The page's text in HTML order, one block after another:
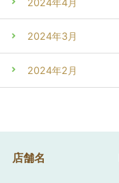
2024年3月
2024年2月
店舗名